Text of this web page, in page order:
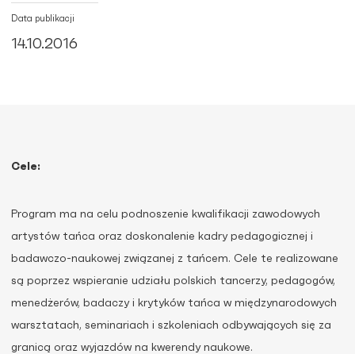
Data publikacji
14.10.2016
Cele:
Program ma na celu podnoszenie kwalifikacji zawodowych
artystów tańca oraz doskonalenie kadry pedagogicznej i
badawczo-naukowej związanej z tańcem. Cele te realizowane
są poprzez wspieranie udziału polskich tancerzy, pedagogów,
menedżerów, badaczy i krytyków tańca w międzynarodowych
warsztatach, seminariach i szkoleniach odbywających się za
granicą oraz wyjazdów na kwerendy naukowe.